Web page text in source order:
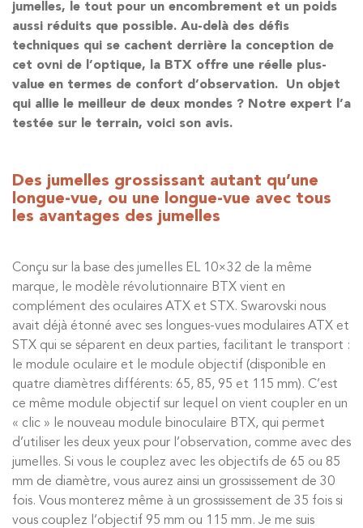
jumelles, le tout pour un encombrement et un poids
aussi réduits que possible. Au-delà des défis
techniques qui se cachent derrière la conception de
cet ovni de l’optique, la BTX offre une réelle plus-
value en termes de confort d’observation. Un objet
qui allie le meilleur de deux mondes ? Notre expert l’a
testée sur le terrain, voici son avis.
Des jumelles grossissant autant qu’une
longue-vue, ou une longue-vue avec tous
les avantages des jumelles
Conçu sur la base des jumelles EL 10×32 de la même
marque, le modèle révolutionnaire BTX vient en
complément des oculaires ATX et STX. Swarovski nous
avait déjà étonné avec ses longues-vues modulaires ATX et
STX qui se séparent en deux parties, facilitant le transport :
le module oculaire et le module objectif (disponible en
quatre diamètres différents: 65, 85, 95 et 115 mm). C’est
ce même module objectif sur lequel on vient coupler en un
« clic » le nouveau module binoculaire BTX, qui permet
d’utiliser les deux yeux pour l’observation, comme avec des
jumelles. Si vous le couplez avec les objectifs de 65 ou 85
mm de diamètre, vous aurez ainsi un grossissement de 30
fois. Vous monterez même à un grossissement de 35 fois si
vous couplez l’objectif 95 mm ou 115 mm. Je me suis